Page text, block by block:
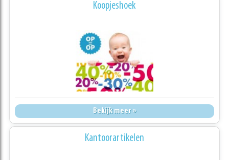
Koopjeshoek
Bekijk meer »
Kantoorartikelen